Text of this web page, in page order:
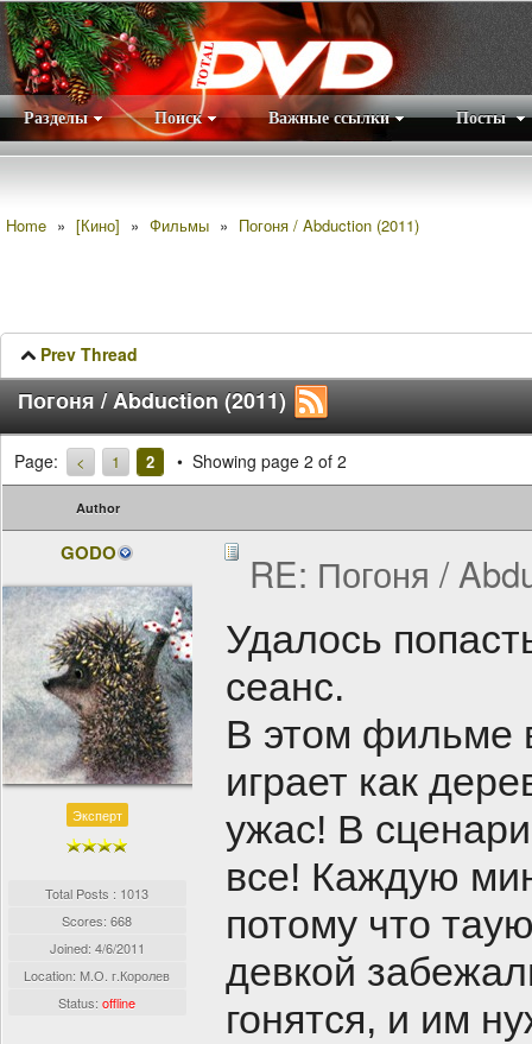
Разделы Поиск Важные ссылки Посты
Home » [Кино] » Фильмы » Погоня / Abduction (2011)
Prev Thread
Погоня / Abduction (2011)
Page: < 1 2 Showing page 2 of 2
Author
GODO
Эксперт
Total Posts : 1013
Scores: 668
Joined: 4/6/2011
Location: М.О. г.Королев
Status:offline
RE: Погоня /
Удалось
сеанс.
В этом фильме
играет как
ужас! В
все! Каждую
потому что
девкой
гонятся, и им